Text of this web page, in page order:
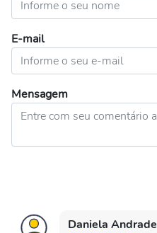
E-mail
Mensagem
Daniela Andrade